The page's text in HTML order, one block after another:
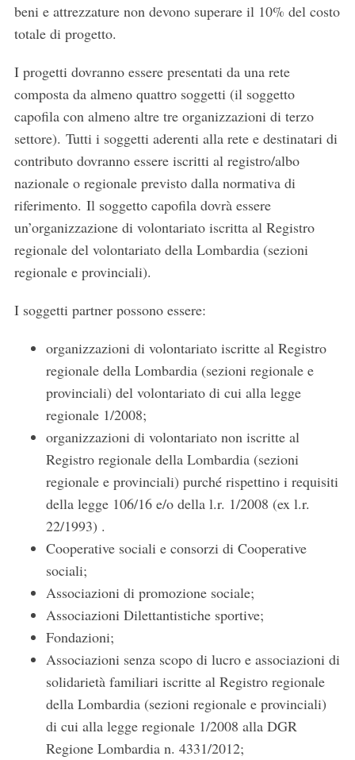
beni e attrezzature non devono superare il 10% del costo
totale di progetto.
I progetti dovranno essere presentati da una rete
composta da almeno quattro soggetti (il soggetto
capofila con almeno altre tre organizzazioni di terzo
settore). Tutti i soggetti aderenti alla rete e destinatari di
contributo dovranno essere iscritti al registro/albo
nazionale o regionale previsto dalla normativa di
riferimento. Il soggetto capofila dovrà essere
un’organizzazione di volontariato iscritta al Registro
regionale del volontariato della Lombardia (sezioni
regionale e provinciali).
I soggetti partner possono essere:
organizzazioni di volontariato iscritte al Registro
regionale della Lombardia (sezioni regionale e
provinciali) del volontariato di cui alla legge
regionale 1/2008;
organizzazioni di volontariato non iscritte al
Registro regionale della Lombardia (sezioni
regionale e provinciali) purché rispettino i requisiti
della legge 106/16 e/o della l.r. 1/2008 (ex l.r.
22/1993) .
Cooperative sociali e consorzi di Cooperative
sociali;
Associazioni di promozione sociale;
Associazioni Dilettantistiche sportive;
Fondazioni;
Associazioni senza scopo di lucro e associazioni di
solidarietà familiari iscritte al Registro regionale
della Lombardia (sezioni regionale e provinciali)
di cui alla legge regionale 1/2008 alla DGR
Regione Lombardia n. 4331/2012;